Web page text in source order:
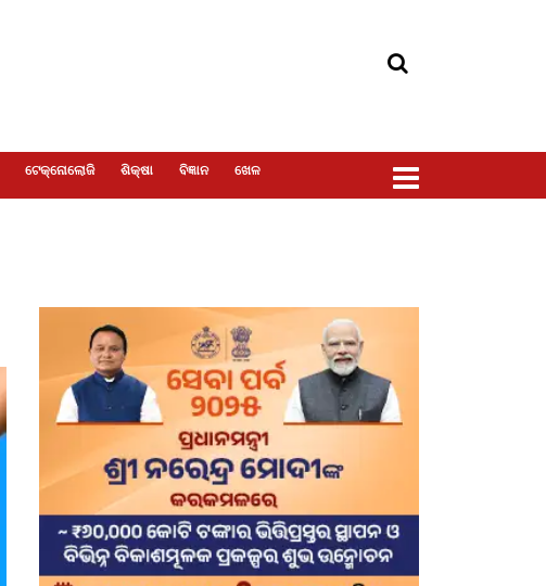
ଟେକ୍ନୋଲୋଜି ଶିକ୍ଷା ବିଜ୍ଞାନ ଖେଳ